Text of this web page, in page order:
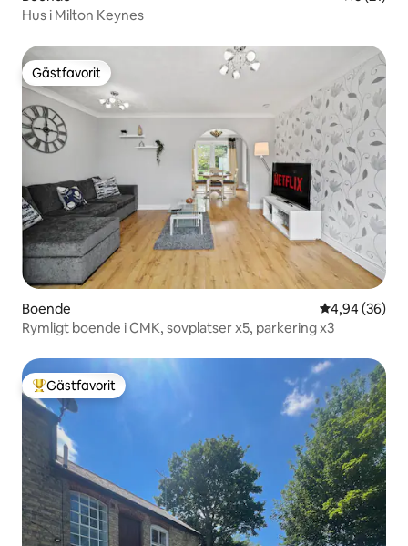
Hus i Milton Keynes
Gästfavorit
Gästfavorit
Boende 4,94 av 5 i
4,94 (36)
Rymligt boende i CMK, sovplatser x5, parkering x3
Populär gästfavorit
Gästfavorit